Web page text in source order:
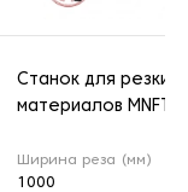
Станок для резки
материалов MNFT-
Ширина реза (мм)
1000